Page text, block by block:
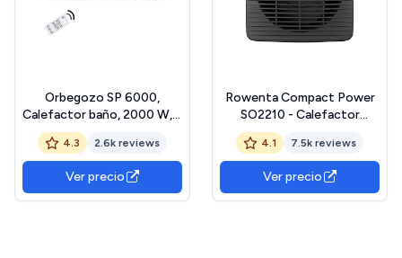
Orbegozo SP 6000,
Calefactor baño, 2000 W, 2
niveles de calor, elementos
cerámicos PTC,
programación diaria
semanal, termostato
digital, mando a distancia,
4.3 2.6k reviews
Ver precio
Rowenta Compact Power
SO2210 - Calefactor
Compacto con motor dual
de 1000 W y 2000 W,
función Silence, 2
velocidades y múltiples
funciones, termostato
4.1 7.5k reviews
Ver precio